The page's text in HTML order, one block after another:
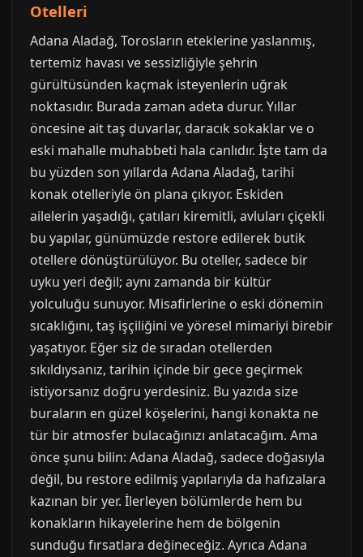
Otelleri
Adana Aladağ, Torosların eteklerine yaslanmış,
tertemiz havası ve sessizliğiyle şehrin
gürültüsünden kaçmak isteyenlerin uğrak
noktasıdır. Burada zaman adeta durur. Yıllar
öncesine ait taş duvarlar, daracık sokaklar ve o
eski mahalle muhabbeti hala canlıdır. İşte tam da
bu yüzden son yıllarda Adana Aladağ, tarihi
konak otelleriyle ön plana çıkıyor. Eskiden
ailelerin yaşadığı, çatıları kiremitli, avluları çiçekli
bu yapılar, günümüzde restore edilerek butik
otellere dönüştürülüyor. Bu oteller, sadece bir
uyku yeri değil; aynı zamanda bir kültür
yolculuğu sunuyor. Misafirlerine o eski dönemin
sıcaklığını, taş işçiliğini ve yöresel mimariyi birebir
yaşatıyor. Eğer siz de sıradan otellerden
sıkıldıysanız, tarihin içinde bir gece geçirmek
istiyorsanız doğru yerdesiniz. Bu yazıda size
buraların en güzel köşelerini, hangi konakta ne
tür bir atmosfer bulacağınızı anlatacağım. Ama
önce şunu bilin: Adana Aladağ, sadece doğasıyla
değil, bu restore edilmiş yapılarıyla da hafızalara
kazınan bir yer. İlerleyen bölümlerde hem bu
konakların hikayelerine hem de bölgenin
sunduğu fırsatlara değineceğiz. Ayrıca Adana